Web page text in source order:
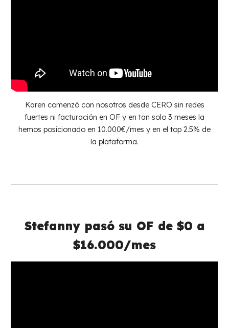
Karen comenzó con nosotros desde CERO sin redes
fuertes ni facturación en OF y en tan solo 3 meses la
hemos posicionado en 10.000€/mes y en el top 2.5% de
la plataforma.
Stefanny pasó su OF de $0 a
$16.000/mes